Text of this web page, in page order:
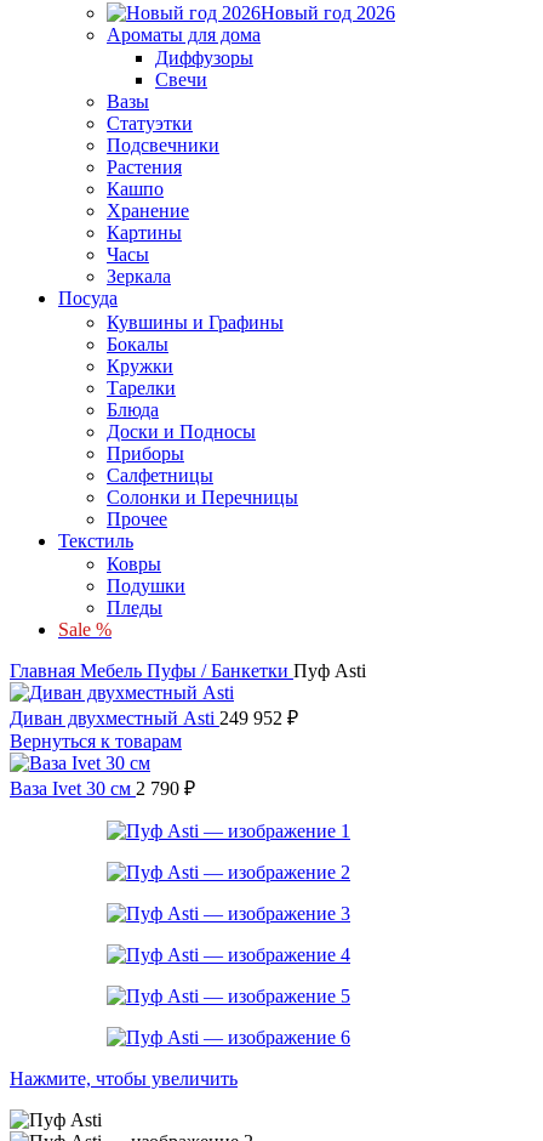
Новый год 2026
Ароматы для дома
Диффузоры
Свечи
Вазы
Статуэтки
Подсвечники
Растения
Кашпо
Хранение
Картины
Часы
Зеркала
Посуда
Кувшины и Графины
Бокалы
Кружки
Тарелки
Блюда
Доски и Подносы
Приборы
Салфетницы
Солонки и Перечницы
Прочее
Текстиль
Ковры
Подушки
Пледы
Sale %
Главная Мебель Пуфы / Банкетки Пуф Asti
Диван двухместный Asti 249 952 ₽
Вернуться к товарам
Ваза Ivet 30 см 2 790 ₽
Нажмите, чтобы увеличить